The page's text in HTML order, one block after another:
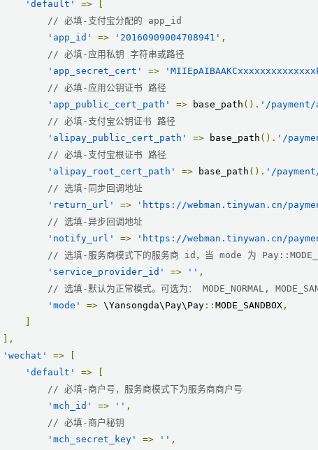
'default'
=>
// 必填-支付宝分配的 app_id
'app_id'
=> '20160909004708941' ,
// 必填-应用私钥 字符串或路径
'app_secret_cert'
=>
// 必填-应用公钥证书 路径
'app_public_cert_path'
=> base_path (). '/payment/
// 必填-支付宝公钥证书 路径
'alipay_public_cert_path'
=> base_path (). '/
// 必填-支付宝根证书 路径
'alipay_root_cert_path'
=> base_path (). '/
// 选填-同步回调地址
'return_url'
=> 'https://webman.tinywan.cn/
// 选填-异步回调地址
'notify_url'
=> 'https://webman.tinywan.cn/
// 选填-服务商模式下的服务商 id，当 mode 为
'service_provider_id'
=> '' ,
// 选填-默认为正常模式。可选为： MODE_NORMAL,
'mode'
=> \Yansongda\Pay\Pay ::MODE_SANDBOX ,
],
'wechat'
=>
'default'
=>
// 必填-商户号，服务商模式下为服务商商户号
'mch_id'
=> '' ,
// 必填-商户秘钥
'mch_secret_key'
=> '' ,